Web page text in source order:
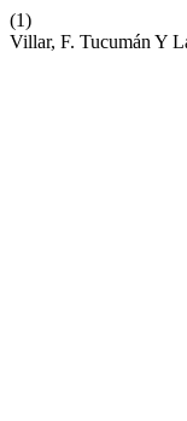
(1)
Villar, F. Tucumán Y